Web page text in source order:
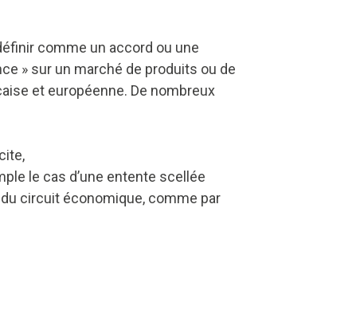
comme un accord ou une
» sur un marché de produits ou de
et européenne. De nombreux
le cas d’une entente scellée
circuit économique, comme par